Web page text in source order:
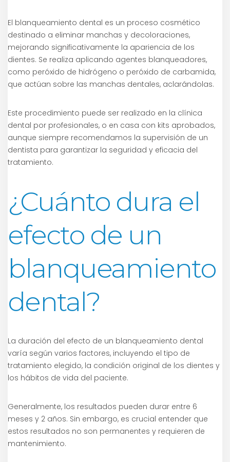
El blanqueamiento dental es un proceso cosmético
destinado a eliminar manchas y decoloraciones,
mejorando significativamente la apariencia de los
dientes. Se realiza aplicando agentes blanqueadores,
como peróxido de hidrógeno o peróxido de carbamida,
que actúan sobre las manchas dentales, aclarándolas.
Este procedimiento puede ser realizado en la clínica
dental por profesionales, o en casa con kits aprobados,
aunque siempre recomendamos la supervisión de un
dentista para garantizar la seguridad y eficacia del
tratamiento.
¿Cuánto dura el
efecto de un
blanqueamiento
dental?
La duración del efecto de un blanqueamiento dental
varía según varios factores, incluyendo el tipo de
tratamiento elegido, la condición original de los dientes y
los hábitos de vida del paciente.
Generalmente, los resultados pueden durar entre 6
meses y 2 años. Sin embargo, es crucial entender que
estos resultados no son permanentes y requieren de
mantenimiento.